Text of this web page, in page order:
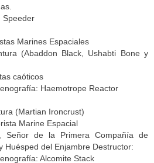
Speeder
Marines Espaciales
(Abaddon Black, Ushabti Bone y
caóticos
Haemotrope Reactor
(Martian Ironcrust)
Marine Espacial
Señor de la Primera Compañía de
Huésped del Enjambre Destructor:
Alcomite Stack